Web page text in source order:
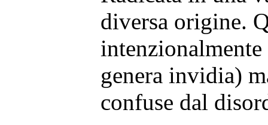
diversa origine.
genera invidia)
confuse dal